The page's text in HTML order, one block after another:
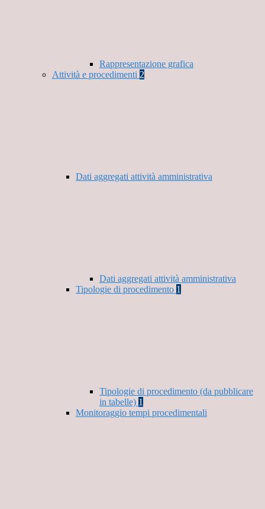
Rappresentazione grafica
Attività e procedimenti 2
Dati aggregati attività amministrativa
Dati aggregati attività amministrativa
Tipologie di procedimento 1
Tipologie di procedimento (da pubblicare
in tabelle) 1
Monitoraggio tempi procedimentali